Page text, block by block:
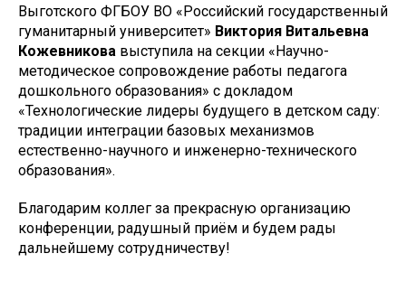
Выготского ФГБОУ ВО «Российский государственный
гуманитарный университет» Виктория Витальевна
Кожевникова выступила на секции «Научно-
методическое сопровождение работы педагога
дошкольного образования» с докладом
«Технологические лидеры будущего в детском саду:
традиции интеграции базовых механизмов
естественно-научного и инженерно-технического
образования».
Благодарим коллег за прекрасную организацию
конференции, радушный приём и будем рады
дальнейшему сотрудничеству!